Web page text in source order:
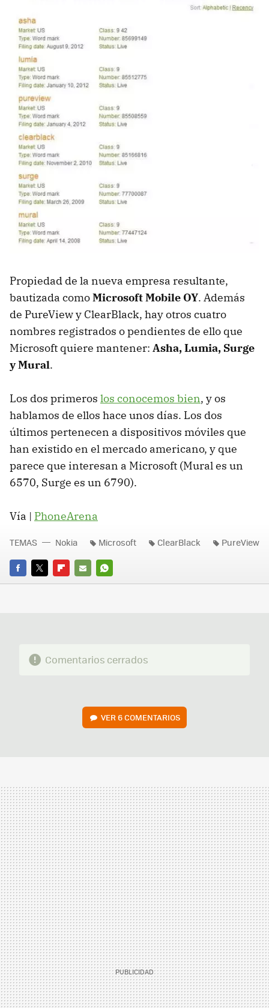
Propiedad de la nueva empresa resultante,
bautizada comoMicrosoft Mobile OY. Además
de PureView y ClearBlack, hay otros cuatro
nombres registrados o pendientes de ello que
Microsoft quiere mantener: Asha, Lumia, Surge
y Mural.
Los dos primeros los conocemos bien, y os
hablamos de ellos hace unos días. Los dos
últimos pertenecen a dispositivos móviles que
han existido en el mercado americano, y que
parece que interesan a Microsoft (Mural es un
6570, Surge es un 6790).
Vía | PhoneArena
FACEBOOK
TWITTERFLIPBOARD
E-
WHATSAPP
TEMAS Nokia Microsoft ClearBlack PureView
Comentarios cerrados
VER 6 COMENTARIOS